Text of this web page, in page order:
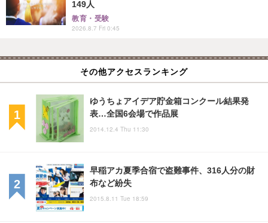
149人
教育・受験
2026.8.7 Fri 0:45
その他アクセスランキング
ゆうちょアイデア貯金箱コンクール結果発
表…全国6会場で作品展
2014.12.4 Thu 11:30
早稲アカ夏季合宿で盗難事件、316人分の財
布など紛失
2015.8.11 Tue 18:59